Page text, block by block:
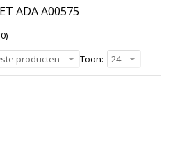
ADA A00575
producten Toon: 24